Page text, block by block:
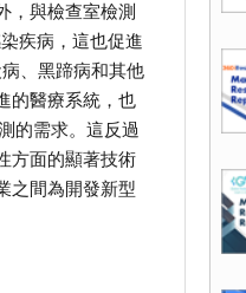
，與檢查室檢測
疾病，這也促進
、黑蹄病和其他
的醫療系統，也
的需求。這反過
方面的顯著技術
之間為開發新型